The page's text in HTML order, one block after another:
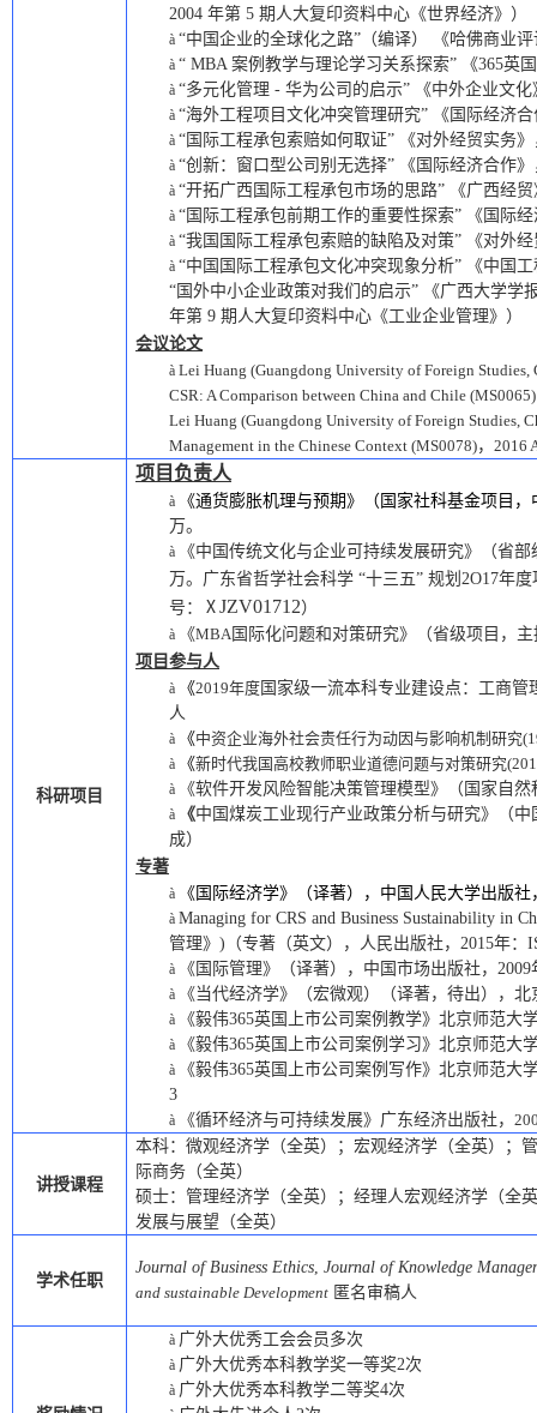
2004 年第 5 期人大复印资料中心《世界经济》）
à “中国企业的全球化之路”（编译） 《哈佛商业
à “ MBA 案例教学与理论学习关系探索” 《365英
à “多元化管理 - 华为公司的启示” 《中外企业文化
à “海外工程项目文化冲突管理研究” 《国际经济
à “国际工程承包索赔如何取证” 《对外经贸实务
à “创新：窗口型公司别无选择” 《国际经济合作
à “开拓广西国际工程承包市场的思路” 《广西经
à “国际工程承包前期工作的重要性探索” 《国际
à “我国国际工程承包索赔的缺陷及对策” 《对外
à “中国国际工程承包文化冲突现象分析” 《中国
“国外中小企业政策对我们的启示” 《广西大学学
年第 9 期人大复印资料中心《工业企业管理》）
会议论文
à Lei Huang (Guangdong University of Foreign Studies,
CSR: A Comparison between China and Chile (MS0065)
Lei Huang (Guangdong University of Foreign Studies,
Management in the Chinese Context (MS0078)， 2016
科研项目
项目负责人
à
《通货膨胀机理与预期》（国家社科基金项目
万。
à
《中国传统文化与企业可持续发展研究》（省
万。 广东省哲学社会科学 “十三五” 规划2O17年
号：
Ⅹ JZV01712）
à 《MBA 国际化问题和对策研究》（省级项目，主
项目参与人
à 《2019年度 国家级一流本科专业建设点：工商管
人
à 《中资企业海外社会责任行为动因与影响机制研究
à 《新时代我国高校教师职业道德问题与对策研究
à 《软件开发风险智能决策管理模型》（国家自
à 《中国煤炭工业现行产业政策分析与研究》（
成）
专著
à 《国际经济学》（译著），中国人民大学出版社
à Managing for CRS and Business Sustainability in
管理》 ) （专著（英文），人民出版社， 2015年：
à 《国际管理》（译著），中国市场出版社， 2009
à 《当代经济学》（宏微观）（译著，待出），
à 《毅伟365英国上市公司案例教学》北京师范大
à 《毅伟365英国上市公司案例学习》北京师范大
à
《毅伟365英国上市公司案例写作》北京师范大
3
à 《循环经济与可持续发展》广东经济出版社，
讲授课程
本科：微观经济学（全英）；宏观经济学（全英）；
际商务（全英）
硕士： 管理经济学（全英）；经理人宏观经济学（全
发展与展望（全英）
学术任职
Journal of Business Ethics, Journal of Knowledge
and sustainable Development 匿名 审稿人
à 广外大优秀工会会员多次
à 广外大优秀本科教学奖一等奖2次
à 广外大优秀本科教学二等奖4次